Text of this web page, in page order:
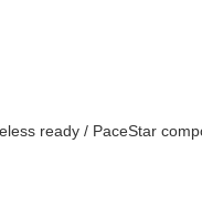
ready / PaceStar